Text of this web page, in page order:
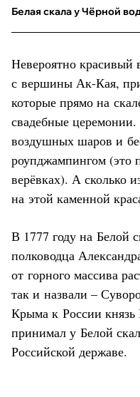
Белая скала у Чёрной
Невероятно
с вершины Ак-Кая,
которые прямо на
свадебные церемонии.
воздушных шаров и
роупджампингом (это
верёвках). А сколько
на этой каменной
В 1777 году на Белой
полководца
от горного массива
так и назвали –
Крыма к России
принимал у Белой
Российской державе.